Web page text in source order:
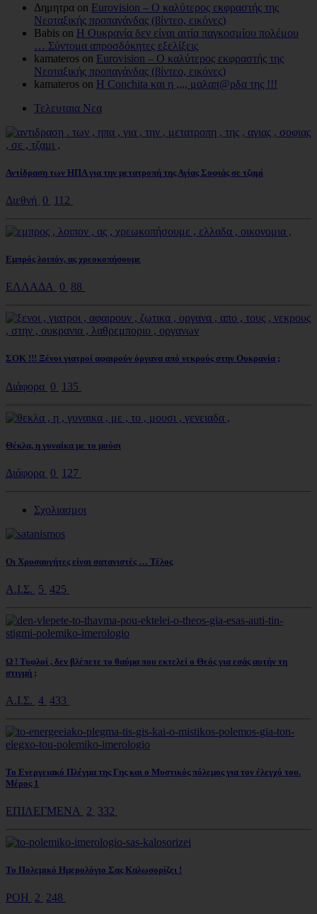
Δημητρα on Eurovision – Ο καλύτερος εκφραστής της
Νεοταξικής προπαγάνδας (βίντεο, εικόνες)
Babis on Η Ουκρανία δεν είναι αιτία παγκοσμίου πολέμου
… Σύντομα απροσδόκητες εξελίξεις
kamateros on Eurovision – Ο καλύτερος εκφραστής της
Νεοταξικής προπαγάνδας (βίντεο, εικόνες)
kamateros on Η Conchita και η ,,,, μαλαπ@ρδα της !!!
Τελευταια Νεα
Αντίδραση των ΗΠΑ για την μετατροπή της Αγίας Σοφιάς σε τζαμί
Διεθνή 0 112
Εμπρός λοιπόν, ας χρεοκοπήσουμε
ΕΛΛΑΔΑ 0 88
ΣΟΚ !!! Ξένοι γιατροί αφαιρούν όργανα από νεκρούς στην Ουκρανία ;
Διάφορα 0 135
Θέκλα, η γυναίκα με το μούσι
Διάφορα 0 127
Σχολιασμοι
Οι Χρυσαυγήτες είναι σατανιστές … Τέλος
Α.Ι.Σ. 5 425
Ω ! Τυφλοί , δεν βλέπετε το θαύμα που εκτελεί ο Θεός για εσάς αυτήν τη
στιγμή ;
Α.Ι.Σ. 4 433
Το Ενεργειακό Πλέγμα της Γης και ο Μυστικός πόλεμος για τον έλεγχό του.
Μέρος 1
ΕΠΙΛΕΓΜΕΝΑ 2 332
Το Πολεμικό Ημερολόγιο Σας Καλωσορίζει !
ΡΟΗ 2 248